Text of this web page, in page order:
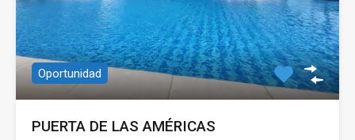
Oportunidad
PUERTA DE LAS AMÉRICAS